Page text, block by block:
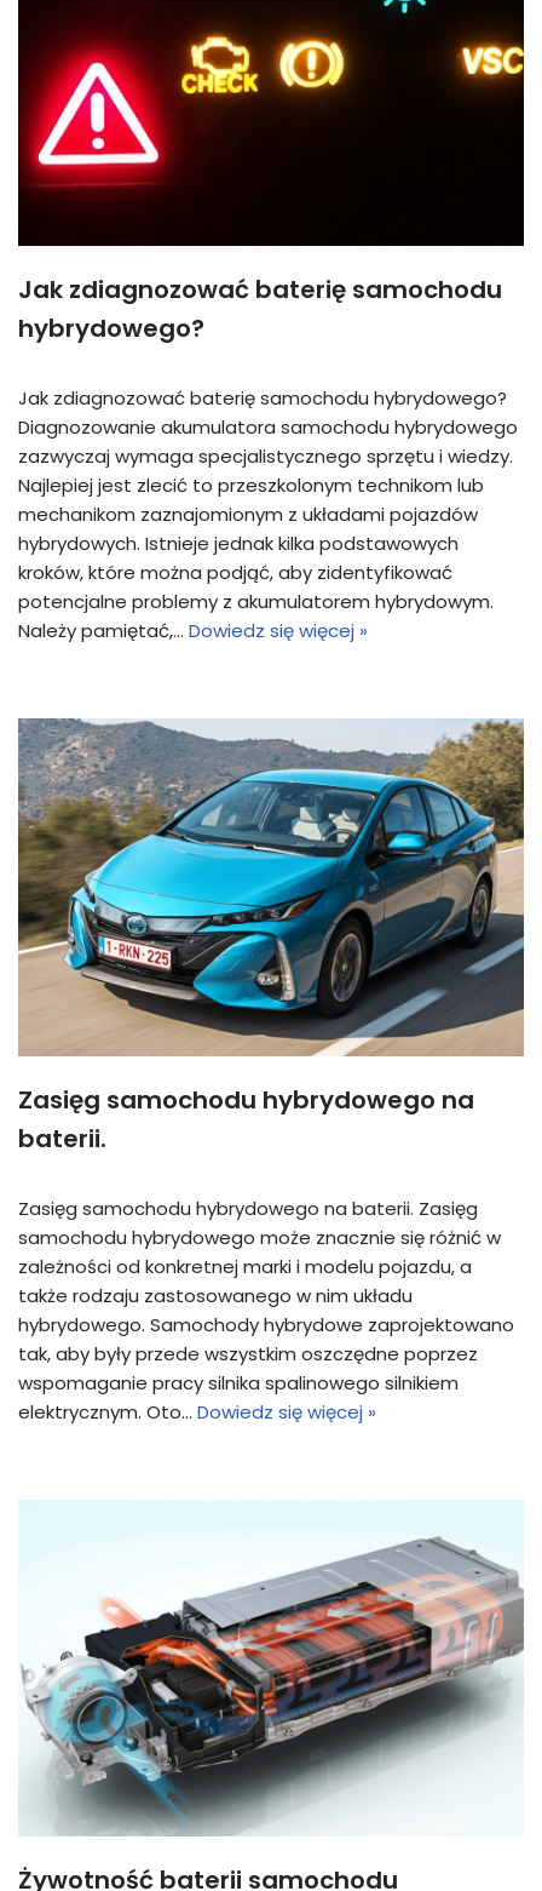
Jak zdiagnozować baterię samochodu
hybrydowego?
Jak zdiagnozować baterię samochodu hybrydowego?
Diagnozowanie akumulatora samochodu hybrydowego
zazwyczaj wymaga specjalistycznego sprzętu i wiedzy.
Najlepiej jest zlecić to przeszkolonym technikom lub
mechanikom zaznajomionym z układami pojazdów
hybrydowych. Istnieje jednak kilka podstawowych
kroków, które można podjąć, aby zidentyfikować
potencjalne problemy z akumulatorem hybrydowym.
Należy pamiętać,… Dowiedz się więcej »
Zasięg samochodu hybrydowego na
baterii.
Zasięg samochodu hybrydowego na baterii. Zasięg
samochodu hybrydowego może znacznie się różnić w
zależności od konkretnej marki i modelu pojazdu, a
także rodzaju zastosowanego w nim układu
hybrydowego. Samochody hybrydowe zaprojektowano
tak, aby były przede wszystkim oszczędne poprzez
wspomaganie pracy silnika spalinowego silnikiem
elektrycznym. Oto… Dowiedz się więcej »
Żywotność baterii samochodu